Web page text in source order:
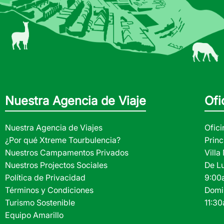
Nuestra Agencia de Viaje
Nuestra Agencia de Viajes
¿Por qué Xtreme Tourbulencia?
Nuestros Campamentos Privados
Nuestros Projectos Sociales
Política de Privacidad
Términos y Condiciones
Turismo Sostenible
Equipo Amarillo
Villa
De